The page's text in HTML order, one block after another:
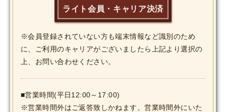
ライト会員・キャリア決済
※会員登録されていない方も端末情報など識別のため
に、ご利用のキャリアがございましたら上記より選択の
上、お問い合わせください。
■営業時間(平日12:00～17:00)
※営業時間外はご返答致しかねます。営業時間外にいた
MOVIE
Monostagram
DOWNLOAD
SHIHO’s Q&A